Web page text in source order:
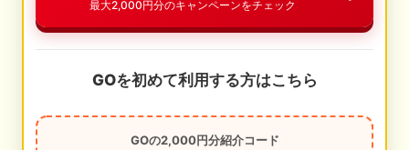
最大2,000円分のキャンペーンをチェック
GOを初めて利用する方はこちら
GOの2,000円分紹介コード